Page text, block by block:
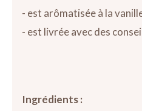
- est arômatisée à la
- est livrée avec des
Ingrédients :